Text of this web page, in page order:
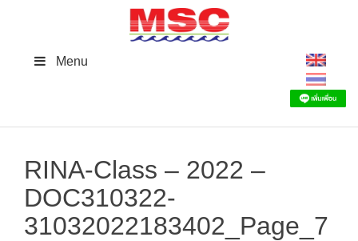
Menu
RINA-Class – 2022 –
DOC310322-
31032022183402_Page_7